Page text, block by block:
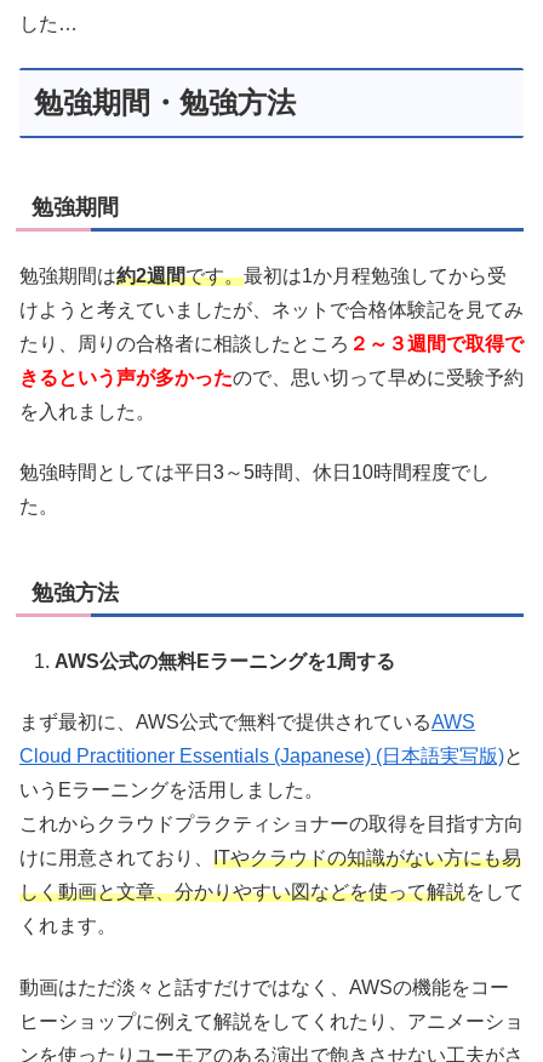
した…
勉強期間・勉強方法
勉強期間
勉強期間は約2週間です。最初は1か月程勉強してから受
けようと考えていましたが、ネットで合格体験記を見てみ
たり、周りの合格者に相談したところ ２～３週間で取得で
きるという声が多かったので、思い切って早めに受験予約
を入れました。
勉強時間としては平日3～5時間、休日10時間程度でし
た。
勉強方法
AWS公式の無料Eラーニングを1周する
まず最初に、AWS公式で無料で提供されているAWS
Cloud Practitioner Essentials (Japanese) (日本語実写版)と
いうEラーニングを活用しました。
これからクラウドプラクティショナーの取得を目指す方向
けに用意されており、 ITやクラウドの知識がない方にも易
しく動画と文章、分かりやすい図などを使って解説をして
くれます。
動画はただ淡々と話すだけではなく、AWSの機能をコー
ヒーショップに例えて解説をしてくれたり、アニメーショ
ンを使ったりユーモアのある演出で飽きさせない工夫がさ